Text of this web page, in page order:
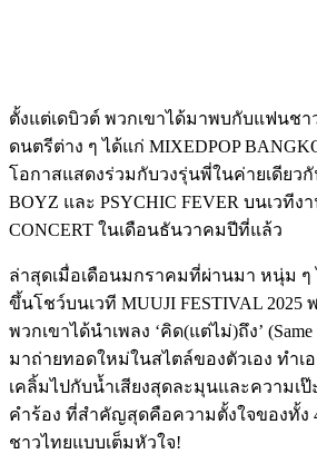
ตั้งแต่เดบิวต์ พวกเขาได้มาพบกับแฟนชา
ดนตรีต่าง ๆ ได้แก่ MIXEDPOP
โอกาสแสดงร่วมกับวงรุ่นพี่ในค่ายเดียว
BOYZ และ PSYCHIC FEVER บนเวทีง
CONCERT ในเดือนธันวาคมปีที่แล้ว
ล่าสุดเมื่อเดือนมกราคมที่ผ่านมา หนุ่ม ๆ
ขึ้นโชว์บนเวที MUUJI FESTIVAL 2025
พวกเขาได้นำเพลง ‘คิด(แต่ไม่)ถึง’ (Same
มาถ่ายทอดใหม่ในสไตล์ของตัวเอง ทำเอ
เคลิ้มไปกับน้ำเสียงสุดละมุนและความเป๊
คำร้อง ที่สำคัญสุดคือความตั้งใจของทั้ง
ชาวไทยแบบเต็มหัวใจ!